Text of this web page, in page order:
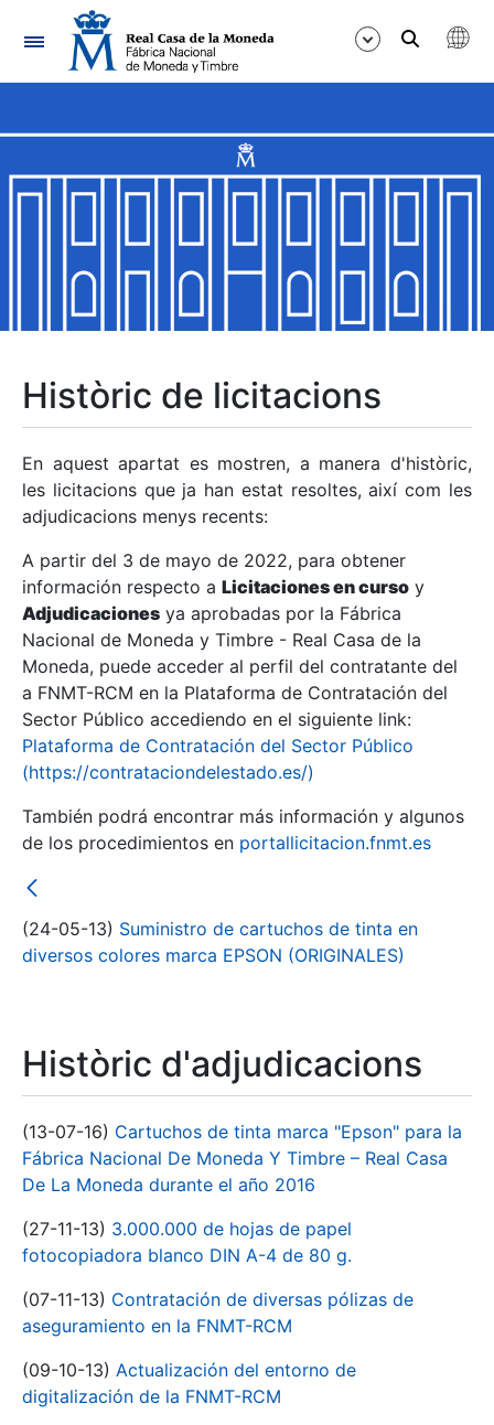
Navegació
Mostra/Amaga
Mostra/Amaga
Mostra/Amaga
Mostra/Amaga
Mostra/Amaga
Històric de licitacions
En aquest apartat es mostren, a manera d'històric,
les licitacions que ja han estat resoltes, així com les
adjudicacions menys recents:
A partir del 3 de mayo de 2022, para obtener
información respecto a Licitaciones en curso y
Adjudicaciones ya aprobadas por la Fábrica
Nacional de Moneda y Timbre - Real Casa de la
Moneda, puede acceder al perfil del contratante del
a FNMT-RCM en la Plataforma de Contratación del
Sector Público accediendo en el siguiente link:
Plataforma de Contratación del Sector Público
(https://contrataciondelestado.es/)
También podrá encontrar más información y algunos
de los procedimientos en portallicitacion.fnmt.es
(24-05-13) Suministro de cartuchos de tinta en
diversos colores marca EPSON (ORIGINALES)
Històric d'adjudicacions
(13-07-16) Cartuchos de tinta marca "Epson" para la
Fábrica Nacional De Moneda Y Timbre – Real Casa
De La Moneda durante el año 2016
(27-11-13) 3.000.000 de hojas de papel
fotocopiadora blanco DIN A-4 de 80 g.
(07-11-13) Contratación de diversas pólizas de
aseguramiento en la FNMT-RCM
(09-10-13) Actualización del entorno de
digitalización de la FNMT-RCM